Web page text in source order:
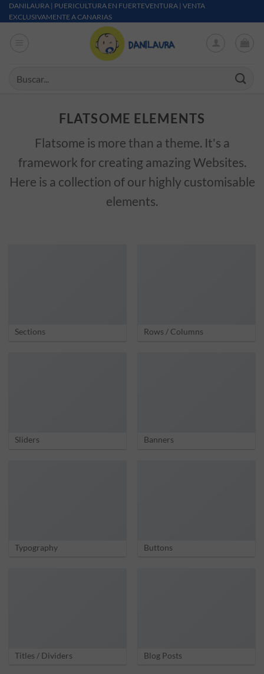
Saltar al contenido
DANILAURA | PUERICULTURA EN FUERTEVENTURA | VENTA
EXCLUSIVAMENTE A CANARIAS
FLATSOME ELEMENTS
Flatsome is more than a theme. It's a
framework for creating amazing Websites.
Here is a collection of our highly customisable
elements.
Sections Rows / Columns
Sliders Banners
Typography Buttons
Titles / Dividers Blog Posts